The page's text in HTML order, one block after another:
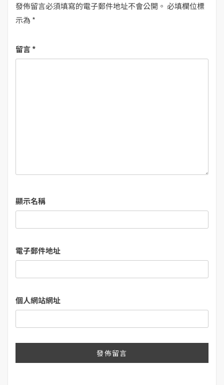
發佈留言必須填寫的電子郵件地址不會公開。 必填欄位標
示為 *
留言*
顯示名稱
電子郵件地址
個人網站網址